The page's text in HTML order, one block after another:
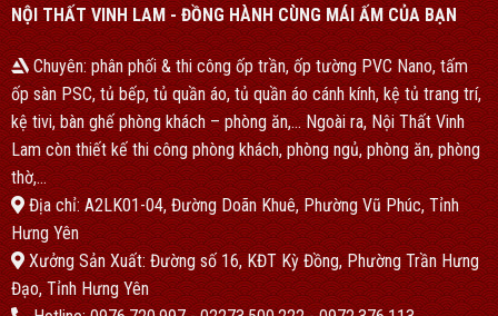
NỘI THẤT VINH LAM - ĐỒNG HÀNH CÙNG MÁI ẤM CỦA BẠN
Chuyên: phân phối & thi công ốp trần, ốp tường PVC Nano, tấm
ốp sàn PSC, tủ bếp, tủ quần áo, tủ quần áo cánh kính, kệ tủ trang trí,
kệ tivi, bàn ghế phòng khách – phòng ăn,… Ngoài ra, Nội Thất Vinh
Lam còn thiết kế thi công phòng khách, phòng ngủ, phòng ăn, phòng
thờ,…
Địa chỉ: A2LK01-04, Đường Doãn Khuê, Phường Vũ Phúc, Tỉnh
Hưng Yên
Xưởng Sản Xuất: Đường số 16, KĐT Kỳ Đồng, Phường Trần Hưng
Đạo, Tỉnh Hưng Yên